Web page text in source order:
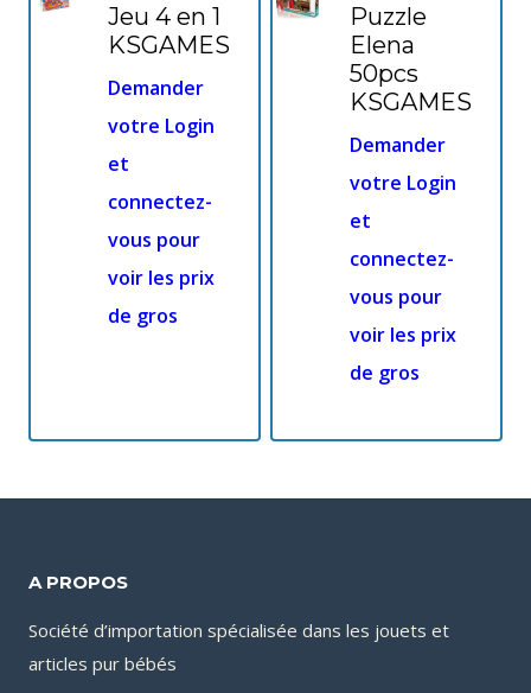
Jeu 4 en 1
KSGAMES
Demander
votre Login
et
connectez-
vous pour
voir les prix
de gros
Puzzle
Elena
50pcs
KSGAMES
Demander
votre Login
et
connectez-
vous pour
voir les prix
de gros
A PROPOS
Société d’importation spécialisée dans les jouets et
articles pur bébés